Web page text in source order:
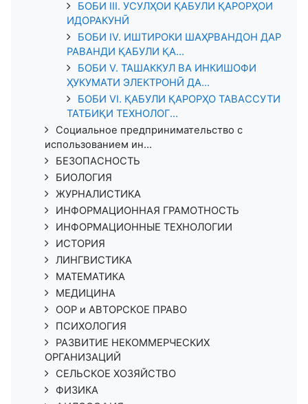
БОБИ III. УСУЛҲОИ ҚАБУЛИ ҚАРОРҲОИ
ИДОРАКУНӢ
БОБИ IV. ИШТИРОКИ ШАҲРВАНДОН ДАР
РАВАНДИ ҚАБУЛИ ҚА...
БОБИ V. ТАШАККУЛ ВА ИНКИШОФИ
ҲУКУМАТИ ЭЛЕКТРОНӢ ДА...
БОБИ VI. ҚАБУЛИ ҚАРОРҲО ТАВАССУТИ
ТАТБИҚИ ТЕХНОЛОГ...
Социальное предпринимательство с
использованием ин...
БЕЗОПАСНОСТЬ
БИОЛОГИЯ
ЖУРНАЛИСТИКА
ИНФОРМАЦИОННАЯ ГРАМОТНОСТЬ
ИНФОРМАЦИОННЫЕ ТЕХНОЛОГИИ
ИСТОРИЯ
ЛИНГВИСТИКА
МАТЕМАТИКА
МЕДИЦИНА
ООР и АВТОРСКОЕ ПРАВО
ПСИХОЛОГИЯ
РАЗВИТИЕ НЕКОММЕРЧЕСКИХ
ОРГАНИЗАЦИЙ
СЕЛЬСКОЕ ХОЗЯЙСТВО
ФИЗИКА